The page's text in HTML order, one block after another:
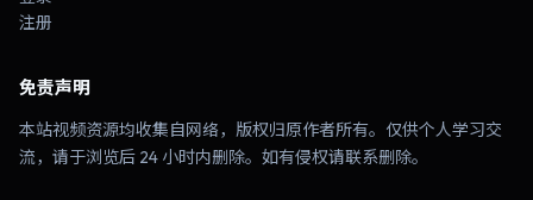
注册
免责声明
本站视频资源均收集自网络，版权归原作者所有。仅供个人学习交
流，请于浏览后 24 小时内删除。如有侵权请联系删除。